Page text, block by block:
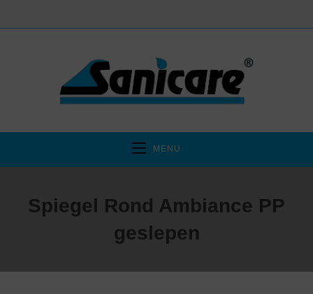
MENU
Spiegel Rond Ambiance PP
geslepen